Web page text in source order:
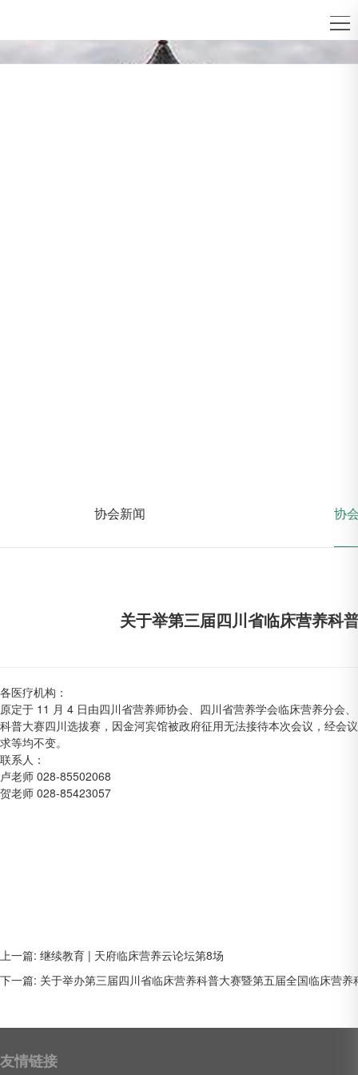
协会新闻 协
关于举第三届四川省临床营养科
各医疗机构：
原定于 11 月 4 日由四川省营养师协会、四川省营养学会临床营养分会
科普大赛四川选拔赛，因金河宾馆被政府征用无法接待本次会议，经
求等均不变。
联系人：
卢老师 028-85502068
贺老师 028-85423057
上一篇: 继续教育 | 天府临床营养云论坛第8场
下一篇: 关于举办第三届四川省临床营养科普大赛暨第五届全国临床营
友情链接